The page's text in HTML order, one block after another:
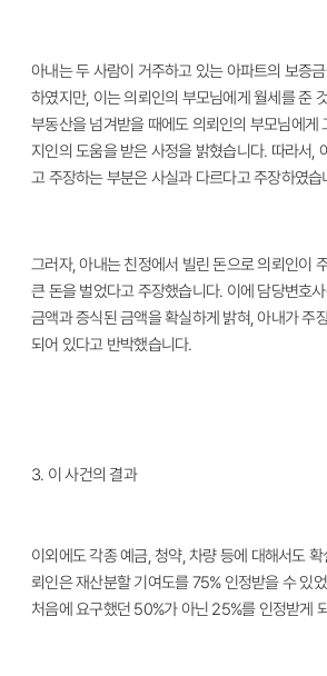
아내는 두 사람이 거주하고 있는 아파트의 보증
하였지만, 이는 의뢰인의 부모님에게 월세를 준
부동산을 넘겨받을 때에도 의뢰인의 부모님에게
지인의 도움을 받은 사정을 밝혔습니다. 따라서,
고 주장하는 부분은 사실과 다르다고 주장하였습
그러자, 아내는 친정에서 빌린 돈으로 의뢰인이
큰 돈을 벌었다고 주장했습니다. 이에 담당변호
금액과 증식된 금액을 확실하게 밝혀, 아내가 주
되어 있다고 반박했습니다.
3. 이 사건의 결과
이외에도 각종 예금, 청약, 차량 등에 대해서도
뢰인은 재산분할 기여도를 75% 인정받을 수 있
처음에 요구했던 50%가 아닌 25%를 인정받게